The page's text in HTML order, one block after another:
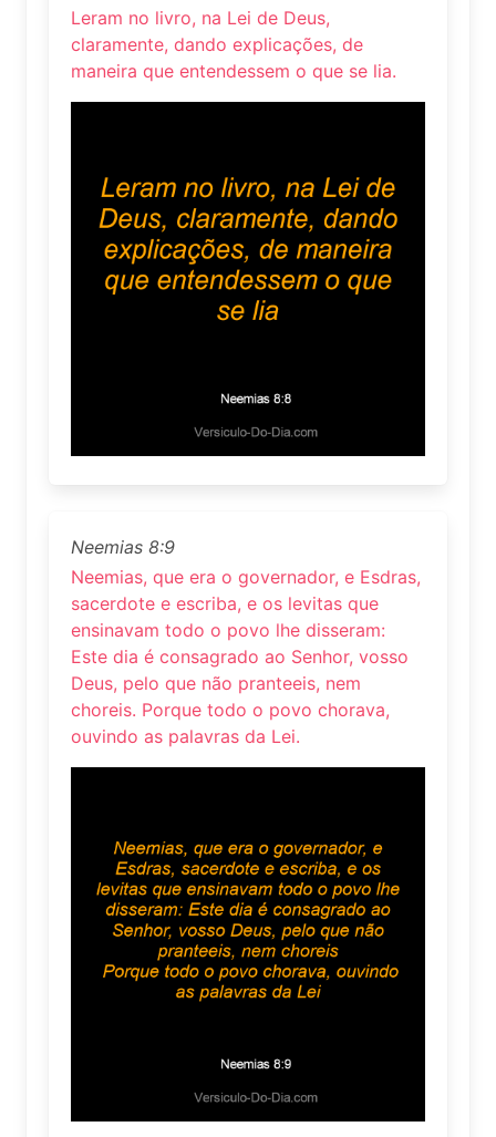
Leram no livro, na Lei de Deus,
claramente, dando explicações, de
maneira que entendessem o que se lia.
Neemias 8:9
Neemias, que era o governador, e Esdras,
sacerdote e escriba, e os levitas que
ensinavam todo o povo lhe disseram:
Este dia é consagrado ao Senhor, vosso
Deus, pelo que não pranteeis, nem
choreis. Porque todo o povo chorava,
ouvindo as palavras da Lei.